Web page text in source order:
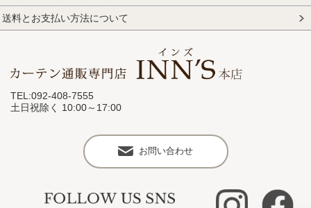
送料とお支払い方法について
TEL:092-408-7555
土日祝除く 10:00～17:00
お問い合わせ